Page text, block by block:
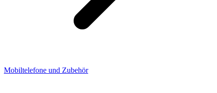
Mobiltelefone und Zubehör